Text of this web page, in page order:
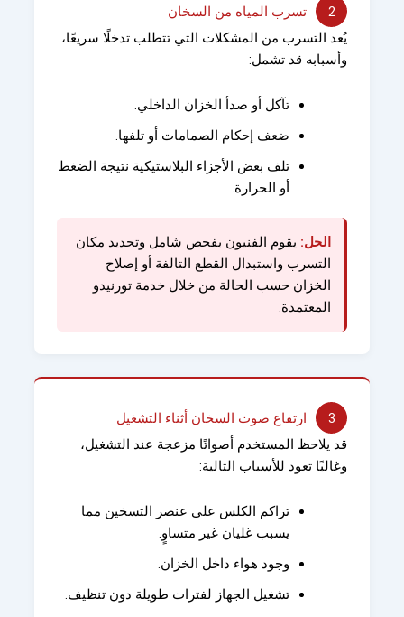
2
تسرب المياه من السخان
يُعد التسرب من المشكلات التي تتطلب تدخلًا سريعًا،
وأسبابه قد تشمل:
تآكل أو صدأ الخزان الداخلي.
ضعف إحكام الصمامات أو تلفها.
تلف بعض الأجزاء البلاستيكية نتيجة الضغط
أو الحرارة.
الحل: يقوم الفنيون بفحص شامل وتحديد مكان
التسرب واستبدال القطع التالفة أو إصلاح
الخزان حسب الحالة من خلال خدمة تورنيدو
المعتمدة.
3
ارتفاع صوت السخان أثناء التشغيل
قد يلاحظ المستخدم أصواتًا مزعجة عند التشغيل،
وغالبًا تعود للأسباب التالية:
تراكم الكلس على عنصر التسخين مما
يسبب غليان غير متساوٍ.
وجود هواء داخل الخزان.
تشغيل الجهاز لفترات طويلة دون تنظيف.